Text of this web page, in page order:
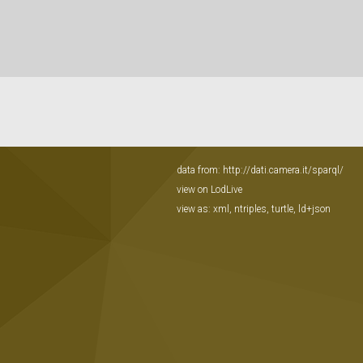
data from: http://dati.camera.it/sparql/
view on LodLive
view as: xml , ntriples, turtle, ld+json